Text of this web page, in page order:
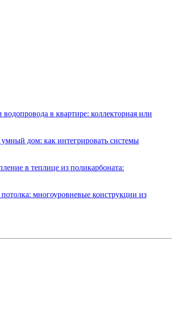
водопровода в квартире: коллекторная или
умный дом: как интегрировать системы
в теплице из поликарбоната:
многоуровневые конструкции из